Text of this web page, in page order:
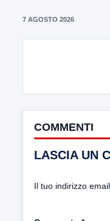
7 AGOSTO 2026
COMMENTI
LASCIA UN
Il tuo indirizzo